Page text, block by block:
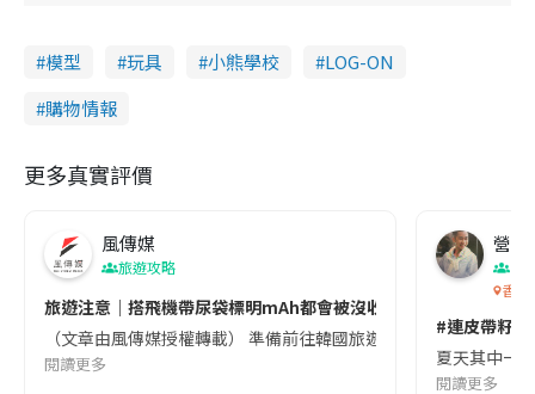
模型 玩具 小熊學校
LOG-ON
購物情報
更多真實評價
風傳媒
旅遊攻略
旅遊注意｜搭飛機帶尿袋標明mAh都會被沒收😱出發前切記檢查
（文章由風傳媒授權轉載） 準備前往韓國旅遊的民眾，近期要
閱讀更多
營養
香港
#連皮帶籽
夏天其中一
閱讀更多